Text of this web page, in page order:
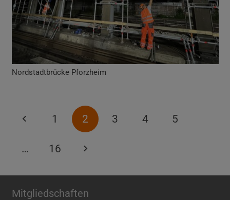
Nordstadtbrücke Pforzheim
1 2 3 4 5
… 16
Mitgliedschaften